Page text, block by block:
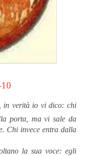
in verità io vi dico: chi
porta, ma vi sale da
Chi invece entra dalla
la sua voce: egli